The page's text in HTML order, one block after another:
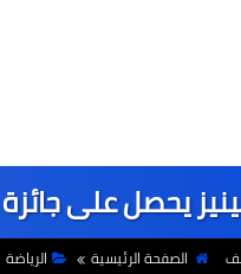
يحصل على
الصفحة الرئيسية الرياضة